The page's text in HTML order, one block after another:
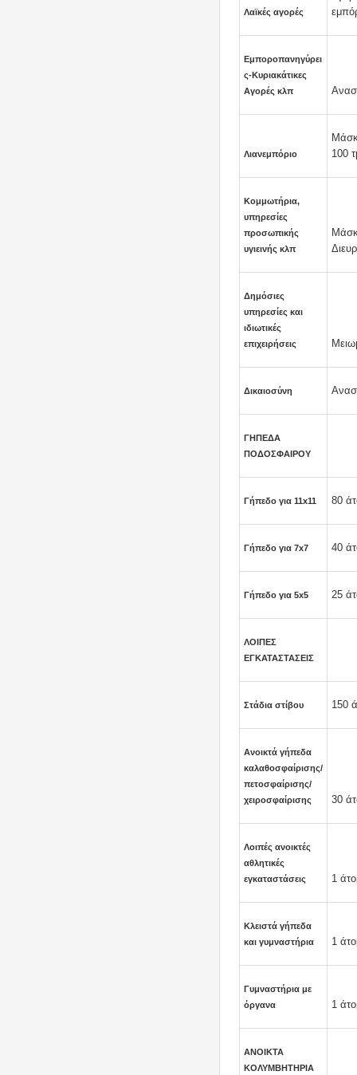
Λαϊκές αγορές
Εμποροπανηγύρει
ς-Κυριακάτικες
Αγορές κλπ
Λιανεμπόριο
100
Κομμωτήρια,
υπηρεσίες
προσωπικής
υγιεινής κλπ
Δημόσιες
υπηρεσίες και
ιδιωτικές
επιχειρήσεις
Δικαιοσύνη
ΓΗΠΕΔΑ
ΠΟΔΟΣΦΑΙΡΟΥ
Γήπεδο για 11x11 80
Γήπεδο για 7x7 40
Γήπεδο για 5x5 25
ΛΟΙΠΕΣ
ΕΓΚΑΤΑΣΤΑΣΕΙΣ
Στάδια στίβου 150
Ανοικτά γήπεδα
καλαθοσφαίρισης/
πετοσφαίρισης/
χειροσφαίρισης
30
Λοιπές ανοικτές
αθλητικές
εγκαταστάσεις
1
Κλειστά γήπεδα
και γυμναστήρια
1
Γυμναστήρια με
όργανα
1
ΑΝΟΙΚΤΑ
ΚΟΛΥΜΒΗΤΗΡΙΑ